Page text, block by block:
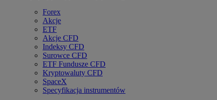
Forex
Akcje
ETF
Akcje CFD
Indeksy CFD
Surowce CFD
ETF Fundusze CFD
Kryptowaluty CFD
SpaceX
Specyfikacja instrumentów